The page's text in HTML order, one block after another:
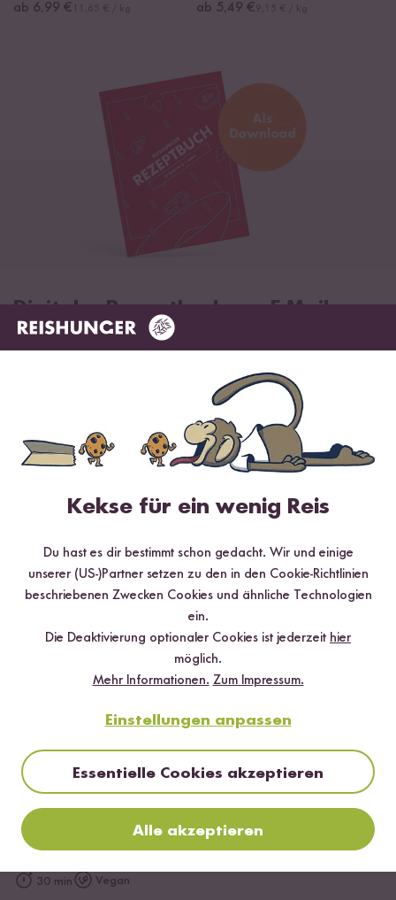
ab 6,99 € ab 5,49 €
Digitales Rezeptbuch per E-Mail
✔️ 25 leckere Rezepte aus unseren bunten Kochwelten
✔️ Inklusive Tipps & Tricks für die Zubereitung
Jetzt sichern
per E-Mail zugeschickt.
Mehr Rezepte mit Grober Bio Bulgur
30 min Vegan
Kekse für ein wenig Reis
Du hast es dir bestimmt schon gedacht. Wir und einige
unserer (US-)Partner setzen zu den in den Cookie-Richtlinien
beschriebenen Zwecken Cookies und ähnliche Technologien
ein.
Die Deaktivierung optionaler Cookies ist jederzeit hier
möglich.
Mehr Informationen. Zum Impressum.
Einstellungen anpassen
Essentielle Cookies akzeptieren
Alle akzeptieren